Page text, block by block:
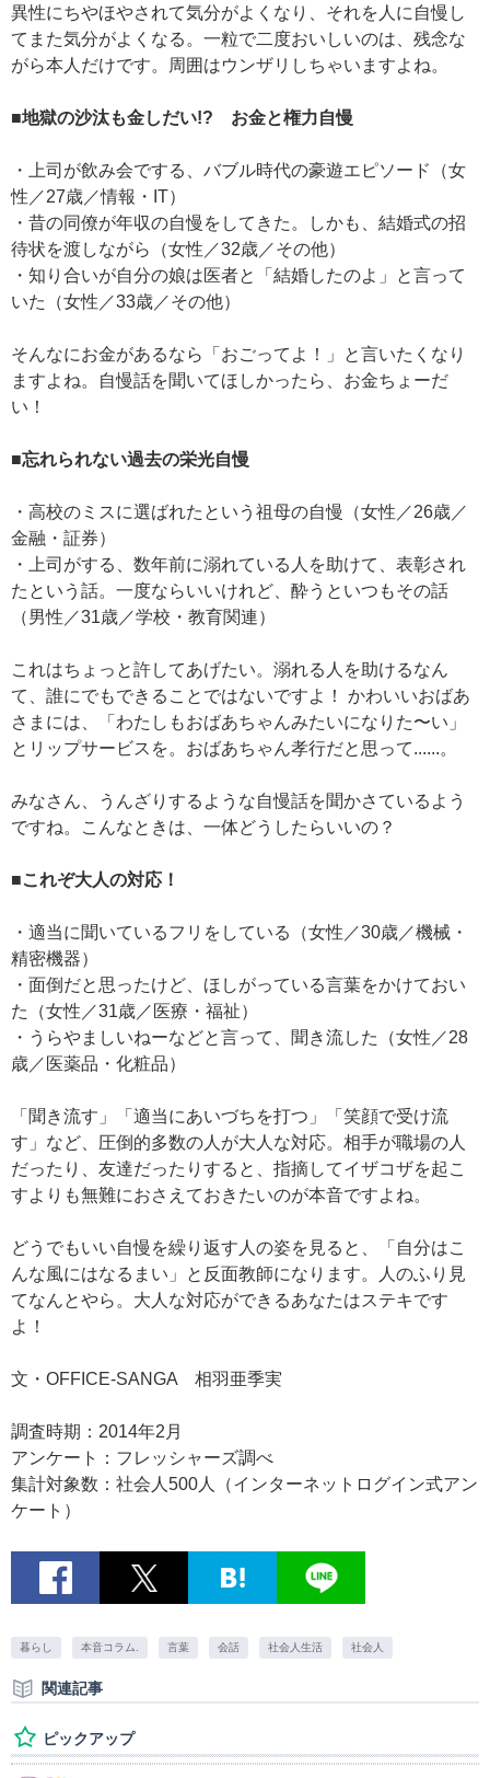
異性にちやほやされて気分がよくなり、それを人に自慢し
てまた気分がよくなる。一粒で二度おいしいのは、残念な
がら本人だけです。周囲はウンザリしちゃいますよね。
■地獄の沙汰も金しだい!? お金と権力自慢
・上司が飲み会でする、バブル時代の豪遊エピソード（女
性／27歳／情報・IT）
・昔の同僚が年収の自慢をしてきた。しかも、結婚式の招
待状を渡しながら（女性／32歳／その他）
・知り合いが自分の娘は医者と「結婚したのよ」と言って
いた（女性／33歳／その他）
そんなにお金があるなら「おごってよ！」と言いたくなり
ますよね。自慢話を聞いてほしかったら、お金ちょーだ
い！
■忘れられない過去の栄光自慢
・高校のミスに選ばれたという祖母の自慢（女性／26歳／
金融・証券）
・上司がする、数年前に溺れている人を助けて、表彰され
たという話。一度ならいいけれど、酔うといつもその話
（男性／31歳／学校・教育関連）
これはちょっと許してあげたい。溺れる人を助けるなん
て、誰にでもできることではないですよ！ かわいいおばあ
さまには、「わたしもおばあちゃんみたいになりた〜い」
とリップサービスを。おばあちゃん孝行だと思って......。
みなさん、うんざりするような自慢話を聞かさているよう
ですね。こんなときは、一体どうしたらいいの？
■これぞ大人の対応！
・適当に聞いているフリをしている（女性／30歳／機械・
精密機器）
・面倒だと思ったけど、ほしがっている言葉をかけておい
た（女性／31歳／医療・福祉）
・うらやましいねーなどと言って、聞き流した（女性／28
歳／医薬品・化粧品）
「聞き流す」「適当にあいづちを打つ」「笑顔で受け流
す」など、圧倒的多数の人が大人な対応。相手が職場の人
だったり、友達だったりすると、指摘してイザコザを起こ
すよりも無難におさえておきたいのが本音ですよね。
どうでもいい自慢を繰り返す人の姿を見ると、「自分はこ
んな風にはなるまい」と反面教師になります。人のふり見
てなんとやら。大人な対応ができるあなたはステキです
よ！
文・OFFICE-SANGA 相羽亜季実
調査時期：2014年2月
アンケート：フレッシャーズ調べ
集計対象数：社会人500人（インターネットログイン式アン
ケート）
暮らし 本音コラム. 言葉 会話 社会人生活 社会人
関連記事
ピックアップ